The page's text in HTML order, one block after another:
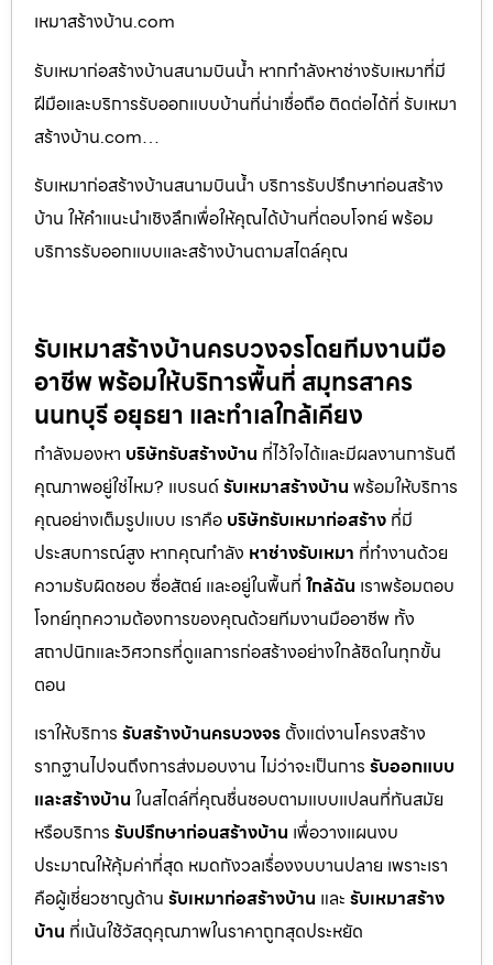
เหมาสร้างบ้าน.com
รับเหมาก่อสร้างบ้านสนามบินน้ำ หากกำลังหาช่างรับเหมาที่มี
ฝีมือและบริการรับออกแบบบ้านที่น่าเชื่อถือ ติดต่อได้ที่ รับเหมา
สร้างบ้าน.com…
รับเหมาก่อสร้างบ้านสนามบินน้ำ บริการรับปรึกษาก่อนสร้าง
บ้าน ให้คำแนะนำเชิงลึกเพื่อให้คุณได้บ้านที่ตอบโจทย์ พร้อม
บริการรับออกแบบและสร้างบ้านตามสไตล์คุณ
รับเหมาสร้างบ้านครบวงจรโดยทีมงานมือ
อาชีพ พร้อมให้บริการพื้นที่ สมุทรสาคร
นนทบุรี อยุธยา และทำเลใกล้เคียง
กำลังมองหา บริษัทรับสร้างบ้าน ที่ไว้ใจได้และมีผลงานการันตี
คุณภาพอยู่ใช่ไหม? แบรนด์รับเหมาสร้างบ้าน พร้อมให้บริการ
คุณอย่างเต็มรูปแบบ เราคือ บริษัทรับเหมาก่อสร้าง ที่มี
ประสบการณ์สูง หากคุณกำลัง หาช่างรับเหมา ที่ทำงานด้วย
ความรับผิดชอบ ซื่อสัตย์ และอยู่ในพื้นที่ ใกล้ฉัน เราพร้อมตอบ
โจทย์ทุกความต้องการของคุณด้วยทีมงานมืออาชีพ ทั้ง
สถาปนิกและวิศวกรที่ดูแลการก่อสร้างอย่างใกล้ชิดในทุกขั้น
ตอน
เราให้บริการ รับสร้างบ้านครบวงจร ตั้งแต่งานโครงสร้าง
รากฐานไปจนถึงการส่งมอบงาน ไม่ว่าจะเป็นการ รับออกแบบ
และสร้างบ้าน ในสไตล์ที่คุณชื่นชอบตามแบบแปลนที่ทันสมัย
หรือบริการ รับปรึกษาก่อนสร้างบ้าน เพื่อวางแผนงบ
ประมาณให้คุ้มค่าที่สุด หมดกังวลเรื่องงบบานปลาย เพราะเรา
คือผู้เชี่ยวชาญด้าน รับเหมาก่อสร้างบ้าน และ รับเหมาสร้าง
บ้าน ที่เน้นใช้วัสดุคุณภาพในราคาถูกสุดประหยัด